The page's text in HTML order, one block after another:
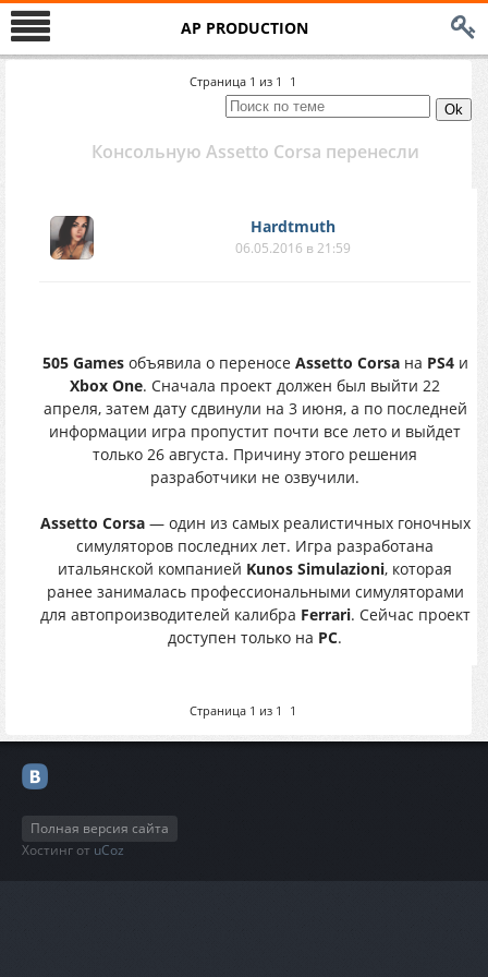
AP PRODUCTION
Страница 1 из 1 1
Консольную Assetto Corsa перенесли
Hardtmuth
06.05.2016 в 21:59
505 Gamesобъявила о переносе Assetto Corsaна PS4и
Xbox One. Сначала проект должен был выйти 22
апреля, затем дату сдвинули на 3 июня, а по последней
информации игра пропустит почти все лето и выйдет
только 26 августа. Причину этого решения
разработчики не озвучили.
Assetto Corsa— один из самых реалистичных гоночных
симуляторов последних лет. Игра разработана
итальянской компанией Kunos Simulazioni, которая
ранее занималась профессиональными симуляторами
для автопроизводителей калибра Ferrari. Сейчас проект
доступен только на PC.
Страница 1 из 1 1
Полная версия сайта
Хостинг от uCoz